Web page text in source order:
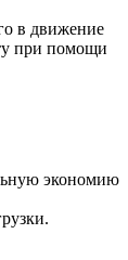
в движение
при помощи
экономию